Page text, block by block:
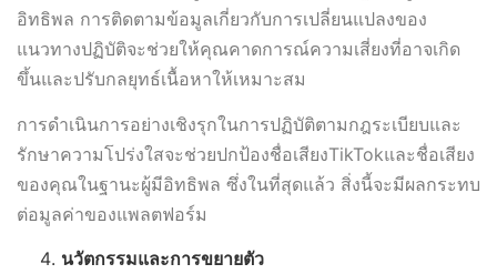
อิทธิพล การติดตามข้อมูลเกี่ยวกับการเปลี่ยนแปลงของ
แนวทางปฏิบัติจะช่วยให้คุณคาดการณ์ความเสี่ยงที่อาจเกิด
ขึ้นและปรับกลยุทธ์เนื้อหาให้เหมาะสม
การดำเนินการอย่างเชิงรุกในการปฏิบัติตามกฎระเบียบและ
รักษาความโปร่งใสจะช่วยปกป้องชื่อเสียงTikTokและชื่อเสียง
ของคุณในฐานะผู้มีอิทธิพล ซึ่งในที่สุดแล้ว สิ่งนี้จะมีผลกระทบ
ต่อมูลค่าของแพลตฟอร์ม
นวัตกรรมและการขยายตัว